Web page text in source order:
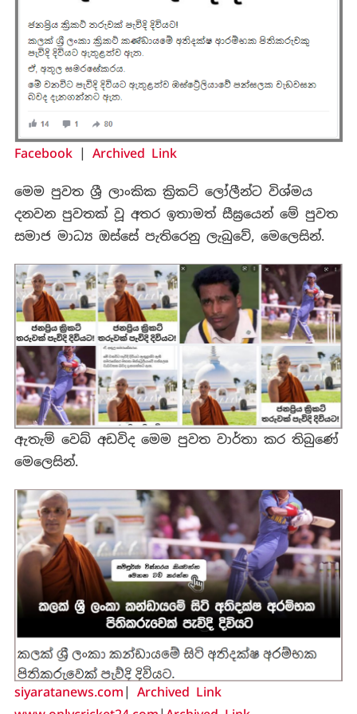
Facebook| Archived Link
මෙම පුවත ශ්‍රී ලාංකික ක්‍රිකට් ලෝලීන්ට විශ්මය
දනවන පුවතක් වූ අතර ඉතාමත් සීඝ්‍රයෙන් මේ පුවත
සමාජ මාධ්‍ය ඔස්සේ පැතිරෙනු ලැබුවේ, මෙලෙසින්.
ඇතැම් වෙබ් අඩවිද මෙම පුවත වාර්තා කර තිබුණේ
මෙලෙසින්.
siyaratanews.com| Archived Link